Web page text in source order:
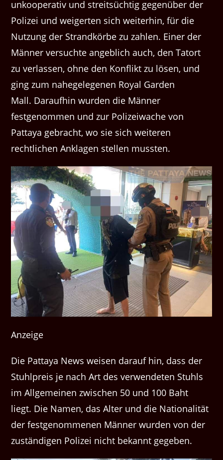
unkooperativ und streitsüchtig gegenüber der
Polizei und weigerten sich weiterhin, für die
Nutzung der Strandkörbe zu zahlen. Einer der
Männer versuchte angeblich auch, den Tatort
zu verlassen, ohne den Konflikt zu lösen, und
ging zum nahegelegenen Royal Garden
Mall. Daraufhin wurden die Männer
festgenommen und zur Polizeiwache von
Pattaya gebracht, wo sie sich weiteren
rechtlichen Anklagen stellen mussten.
Anzeige
Die Pattaya News weisen darauf hin, dass der
Stuhlpreis je nach Art des verwendeten Stuhls
im Allgemeinen zwischen 50 und 100 Baht
liegt. Die Namen, das Alter und die Nationalität
der festgenommenen Männer wurden von der
zuständigen Polizei nicht bekannt gegeben.